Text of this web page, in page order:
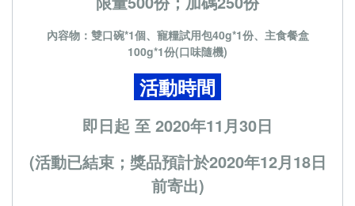
內容物：雙口碗*1個、寵糧試用包40g*1份、主食餐盒
100g*1份(口味隨機)
活動時間
即日起 至 2020年11月30日
(活動已結束；獎品預計於2020年12月18日
前寄出)